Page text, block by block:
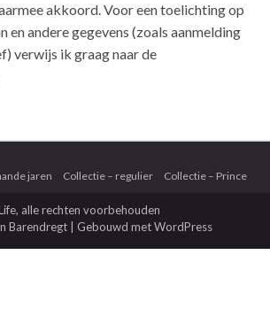
akkoord. Voor een toelichting op
en andere gegevens (zoals aanmelding
verwijs ik graag naar de
jaren Collectie – regulier Collectie – Prince
, alle rechten voorbehouden
Barendregt | Gebouwd metWordPress